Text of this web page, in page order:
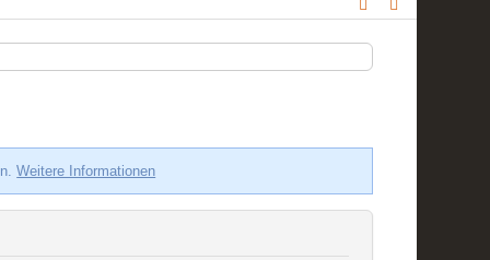
Weitere Informationen